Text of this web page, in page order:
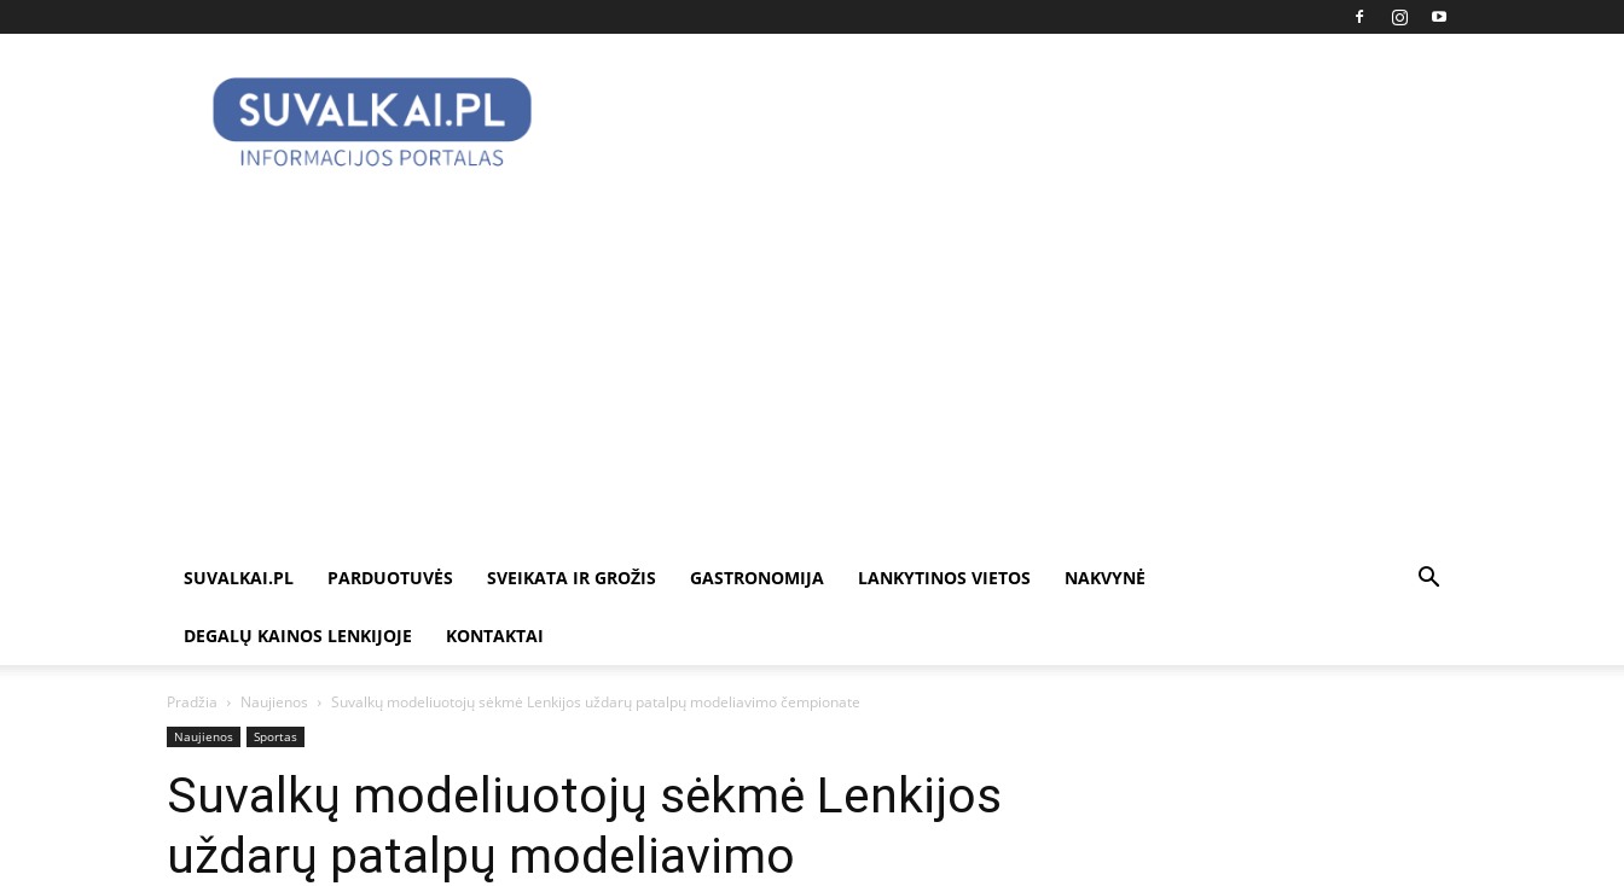
suvalkai.pl
SUVALKAI.PL PARDUOTUVĖS SVEIKATA IR GROŽIS GASTRONOMIJA LANKYTINOS VIETOS NAKVYNĖ
DEGALŲ KAINOS LENKIJOJE KONTAKTAI
Pradžia Naujienos Suvalkų modeliuotojų sėkmė Lenkijos uždarų patalpų modeliavimo čempionate
Naujienos Sportas
Suvalkų modeliuotojų sėkmė Lenkijos
uždarų patalpų modeliavimo